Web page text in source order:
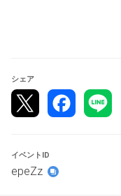
キ。グッズや特性が
トル！
相手の妨害をメイン
②たのしくてたのし
シェア
イベントID
epeZz